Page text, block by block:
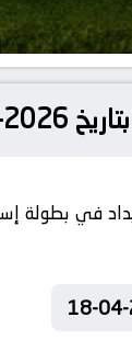
لايف